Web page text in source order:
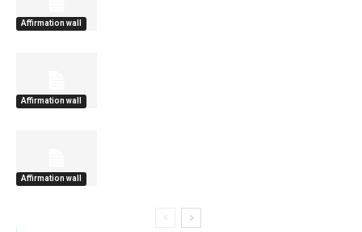
Affirmation wall
Affirmation wall
Affirmation wall